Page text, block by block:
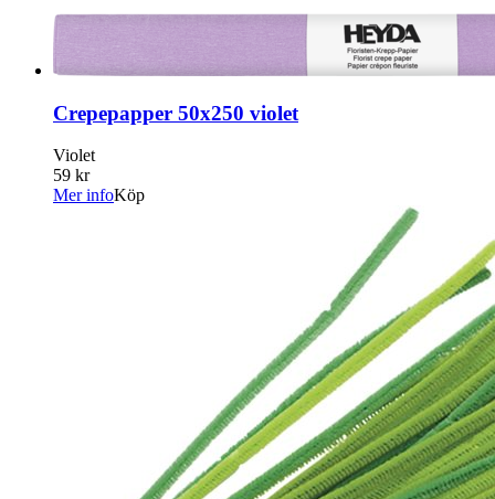
Crepepapper 50x250 violet
Violet
59 kr
Mer infoKöp